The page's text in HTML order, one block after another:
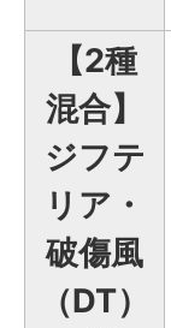
【2種
混合】
ジフテ
リア・
破傷風
（DT）